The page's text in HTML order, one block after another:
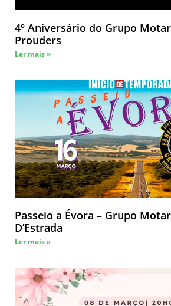
4º Aniversário do Grupo
Prouders
Ler mais »
Passeio a Évora – Grupo
D’Estrada
Ler mais »